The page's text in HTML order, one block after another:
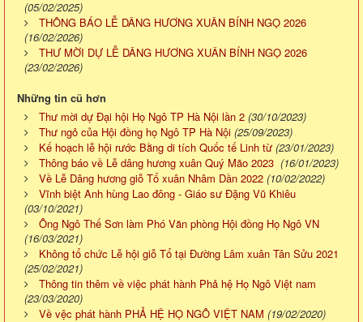
(05/02/2025)
THÔNG BÁO LỄ DÂNG HƯƠNG XUÂN BÍNH NGỌ 2026
(16/02/2026)
THƯ MỜI DỰ LỄ DÂNG HƯƠNG XUÂN BÍNH NGỌ 2026
(23/02/2026)
Những tin cũ hơn
Thư mời dự Đại hội Họ Ngô TP Hà Nội lần 2 (30/10/2023)
Thư ngỏ của Hội đồng họ Ngô TP Hà Nội (25/09/2023)
Kế hoạch lễ hội rước Bằng di tích Quốc tế Linh từ (23/01/2023)
Thông báo về Lễ dâng hương xuân Quý Mão 2023 (16/01/2023)
Về Lễ Dâng hương giỗ Tổ xuân Nhâm Dần 2022 (10/02/2022)
Vĩnh biệt Anh hùng Lao đông - Giáo sư Đặng Vũ Khiêu
(03/10/2021)
Ông Ngô Thế Sơn làm Phó Văn phòng Hội đồng Họ Ngô VN
(16/03/2021)
Không tổ chức Lễ hội giỗ Tổ tại Đường Lâm xuân Tân Sửu 2021
(25/02/2021)
Thông tin thêm về việc phát hành Phả hệ Họ Ngô Việt nam
(23/03/2020)
Về vệc phát hành PHẢ HỆ HỌ NGÔ VIỆT NAM (19/02/2020)